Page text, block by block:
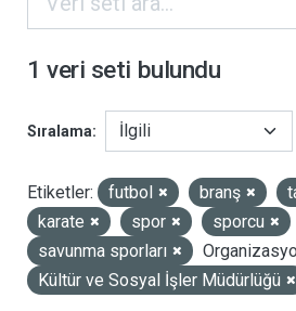
KATEGORILER
ETIKETLER
LISANSLAR
1 veri seti bulundu
Sıralama
Etiketler: futbol branş
karate
spor
sporcu
savunma sporları
Kültür ve Sosyal İşler Müdürlüğü